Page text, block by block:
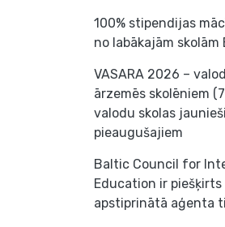
100% stipendijas
no labākajām skolām
VASARA 2026 –
ārzemēs skolēniem
valodu skolas
pieaugušajiem
Baltic Council for
Education ir piešķirts
apstiprinātā aģenta